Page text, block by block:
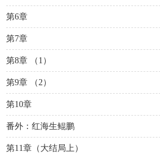
第6章
第7章
第8章 （1）
第9章 （2）
第10章
番外：红海生鲲鹏
第11章（大结局上）